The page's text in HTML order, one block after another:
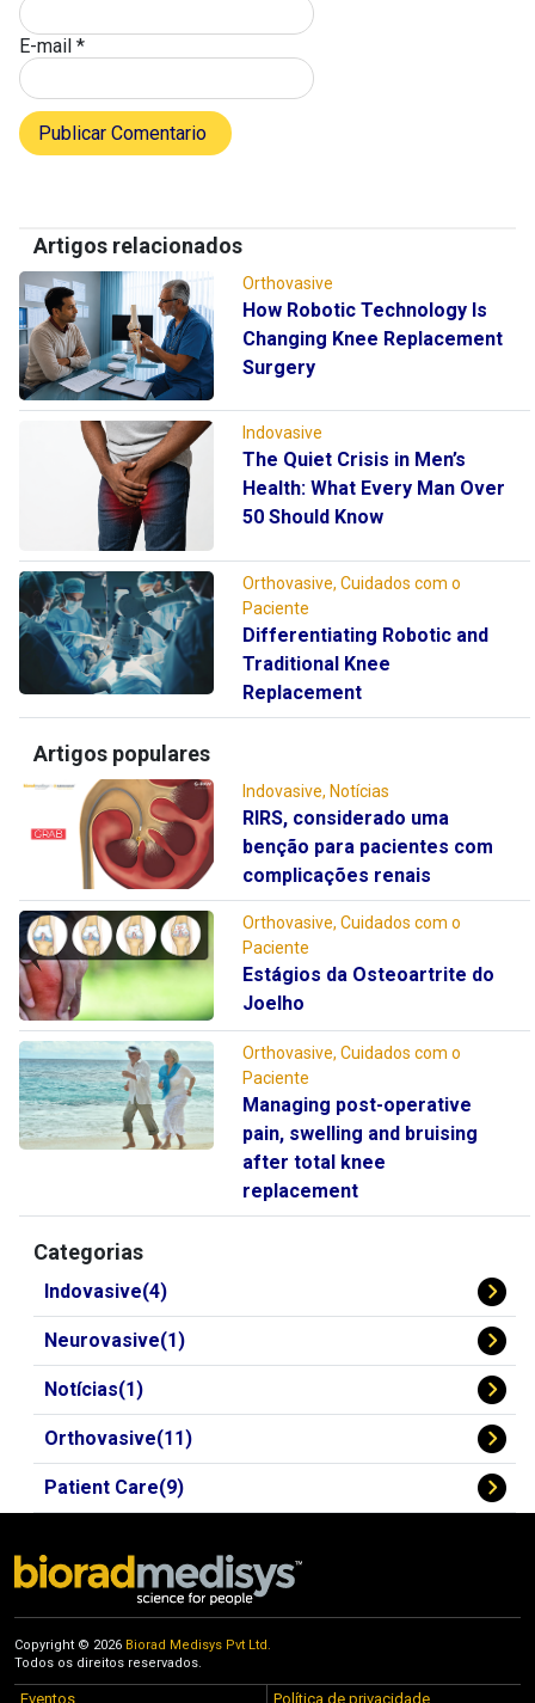
E-mail *
Artigos relacionados
Orthovasive
How Robotic Technology Is
Changing Knee Replacement
Surgery
Indovasive
The Quiet Crisis in Men’s
Health: What Every Man Over
50 Should Know
Orthovasive, Cuidados com o
Paciente
Differentiating Robotic and
Traditional Knee
Replacement
Artigos populares
Indovasive, Notícias
RIRS, considerado uma
benção para pacientes com
complicações renais
Orthovasive, Cuidados com o
Paciente
Estágios da Osteoartrite do
Joelho
Orthovasive, Cuidados com o
Paciente
Managing post-operative
pain, swelling and bruising
after total knee
replacement
Categorias
Indovasive(4)
Neurovasive(1)
Notícias(1)
Orthovasive(11)
Patient Care(9)
Copyright © 2026 Biorad Medisys Pvt Ltd.
Todos os direitos reservados.
Eventos Política de privacidade